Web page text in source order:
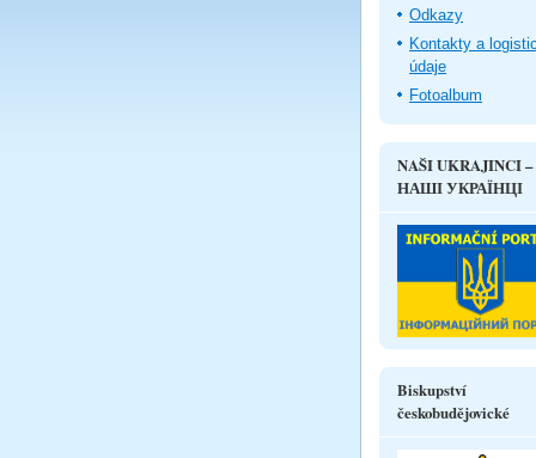
Odkazy
Kontakty a
údaje
Fotoalbum
NAŠI UKRAJINCI –
НАШІ УКРАЇНЦІ
Biskupství
českobudějovické